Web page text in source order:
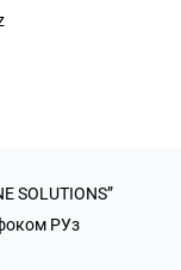
SOLUTIONS”
РУз